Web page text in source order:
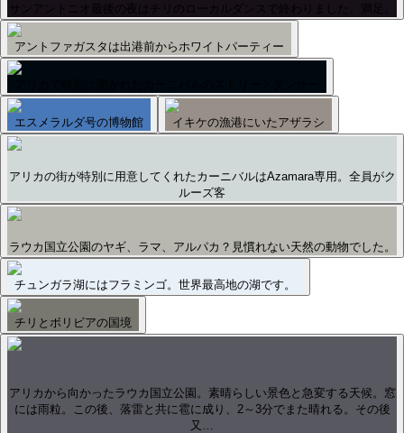
サンアントニオ最後の夜はチリのローカルダンスで終わりました。満足。
アントファガスタは出港前からホワイトパーティー
エスメラルダ号の博物館 イキケの漁港にいたアザラシ
アリカの街が特別に用意してくれたカーニバルはAzamara専用。全員がク
ルーズ客
ラウカ国立公園のヤギ、ラマ、アルパカ？見慣れない天然の動物でした。
チュンガラ湖にはフラミンゴ。世界最高地の湖です。
チリとボリビアの国境
アリカから向かったラウカ国立公園。素晴らしい景色と急変する天候。窓
には雨粒。この後、落雷と共に雹に成り、2～3分でまた晴れる。その後
又…